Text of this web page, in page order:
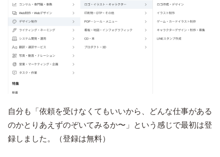
自分も「依頼を受けなくてもいいから、どんな仕事がある
のかとりあえずのぞいてみるか〜」という感じで最初は登
録しました。（登録は無料）